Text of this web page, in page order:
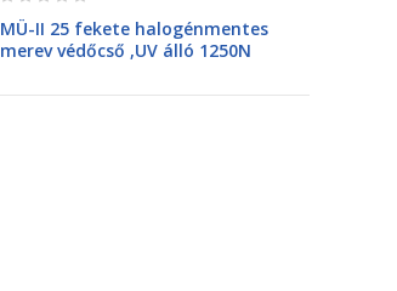
0%
MÜ-II 25 fekete halogénmentes
merev védőcső ,UV álló 1250N